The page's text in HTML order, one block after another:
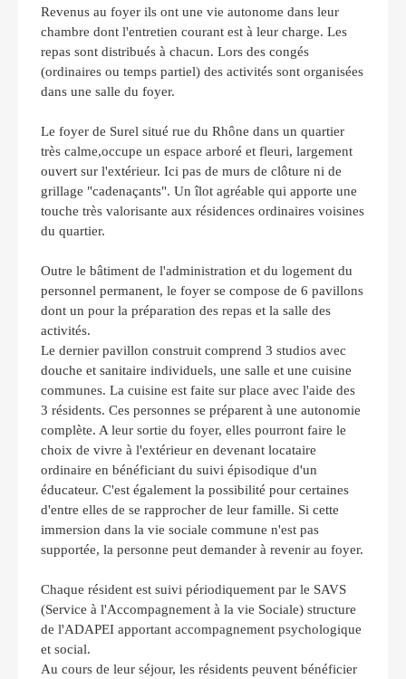
Revenus au foyer ils ont une vie autonome dans leur
chambre dont l'entretien courant est à leur charge. Les
repas sont distribués à chacun. Lors des congés
(ordinaires ou temps partiel) des activités sont organisées
dans une salle du foyer.
Le foyer de Surel situé rue du Rhône dans un quartier
très calme,occupe un espace arboré et fleuri, largement
ouvert sur l'extérieur. Ici pas de murs de clôture ni de
grillage "cadenaçants". Un îlot agréable qui apporte une
touche très valorisante aux résidences ordinaires voisines
du quartier.
Outre le bâtiment de l'administration et du logement du
personnel permanent, le foyer se compose de 6 pavillons
dont un pour la préparation des repas et la salle des
activités.
Le dernier pavillon construit comprend 3 studios avec
douche et sanitaire individuels, une salle et une cuisine
communes. La cuisine est faite sur place avec l'aide des
3 résidents. Ces personnes se préparent à une autonomie
complète. A leur sortie du foyer, elles pourront faire le
choix de vivre à l'extérieur en devenant locataire
ordinaire en bénéficiant du suivi épisodique d'un
éducateur. C'est également la possibilité pour certaines
d'entre elles de se rapprocher de leur famille. Si cette
immersion dans la vie sociale commune n'est pas
supportée, la personne peut demander à revenir au foyer.
Chaque résident est suivi périodiquement par le SAVS
(Service à l'Accompagnement à la vie Sociale) structure
de l'ADAPEI apportant accompagnement psychologique
et social.
Au cours de leur séjour, les résidents peuvent bénéficier